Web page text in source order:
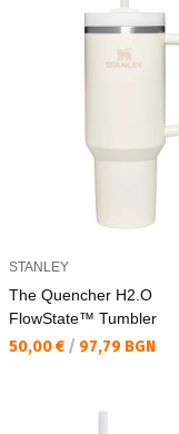
STANLEY
The Quencher H2.O
FlowState™ Tumbler
Текуща цена:
50,00 € / 97,79 BGN